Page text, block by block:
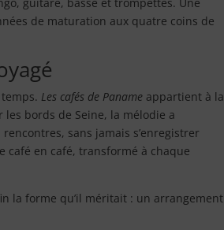
de maturation aux quatre coins de
Les cafés de Paname appartient à la
les bords de Seine, la mélodie a
sans jamais s’enregistrer
café en café, transformé à chaque
la forme qu’il méritait : un arrangement